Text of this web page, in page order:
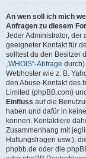
An wen soll ich mich
Anfragen zu diesem
Jeder Administrator, der
geeigneter Kontakt für
solltest du den Besitzer
„WHOIS“-Abfrage
Webhoster wie z. B.
den Abuse-Kontakt des
Limited (phpBB.com)
Einfluss auf die
haben und dafür in
können. Kontaktiere
Zusammenhang mit
Haftungsfragen usw.),
phpbb.de oder die